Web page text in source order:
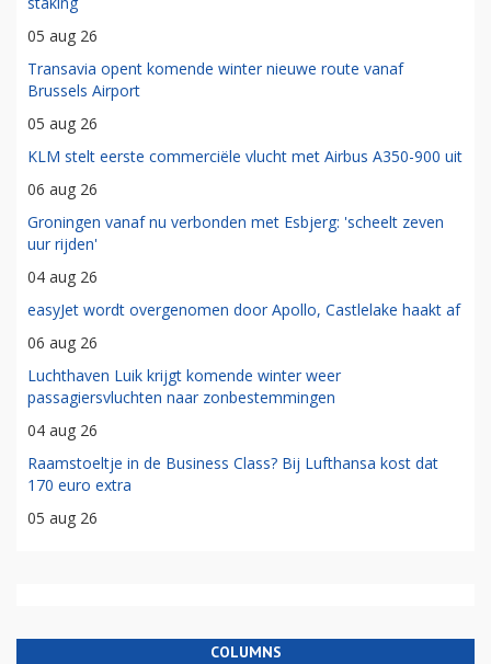
05 aug 26
Transavia opent komende winter nieuwe route vanaf
Brussels Airport
05 aug 26
KLM stelt eerste commerciële vlucht met Airbus A350-900 uit
06 aug 26
Groningen vanaf nu verbonden met Esbjerg: 'scheelt zeven
uur rijden'
04 aug 26
easyJet wordt overgenomen door Apollo, Castlelake haakt af
06 aug 26
Luchthaven Luik krijgt komende winter weer
passagiersvluchten naar zonbestemmingen
04 aug 26
Raamstoeltje in de Business Class? Bij Lufthansa kost dat
170 euro extra
05 aug 26
COLUMNS